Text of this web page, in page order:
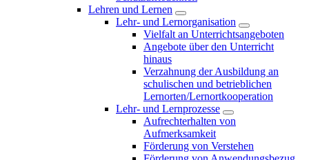
Lehren und Lernen
Lehr- und Lernorganisation
Vielfalt an Unterrichtsangeboten
Angebote über den Unterricht
hinaus
Verzahnung der Ausbildung an
schulischen und betrieblichen
Lernorten/Lernortkooperation
Lehr- und Lernprozesse
Aufrechterhalten von
Aufmerksamkeit
Förderung von Verstehen